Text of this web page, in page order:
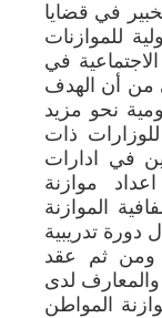
في قضايا
للموازنات
في
من أن الهدف
نحو مزيد
ذات
في ادارات
موازنة
الموازنة
دورة تدريبية
ومن ثم عقد
لدى
المواطن